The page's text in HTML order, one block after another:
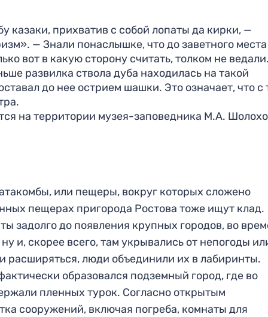
казаки, прихватив с собой лопаты да кирки, —
— Знали понаслышке, что до заветного места
вот в какую сторону считать, толком не ведали.
развилка ствола дуба находилась на такой
до нее острием шашки. Это означает, что с
на территории музея-заповедника М.А.
или пещеры, вокруг которых сложено
пещерах пригорода Ростова тоже ищут клад.
задолго до появления крупных городов, во
и, скорее всего, там укрывались от непогоды
расширяться, люди объединили их в лабиринты.
образовался подземный город, где во
пленных турок. Согласно открытым
сооружений, включая погреба, комнаты для